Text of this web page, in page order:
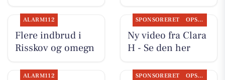
ALARM112
Flere indbrud i
Risskov og omegn
SPONSORERET OPSLAGSTAVLEN
Ny video fra Clara
H - Se den her
ALARM112 SPONSORERET OPSLAGSTAVLEN